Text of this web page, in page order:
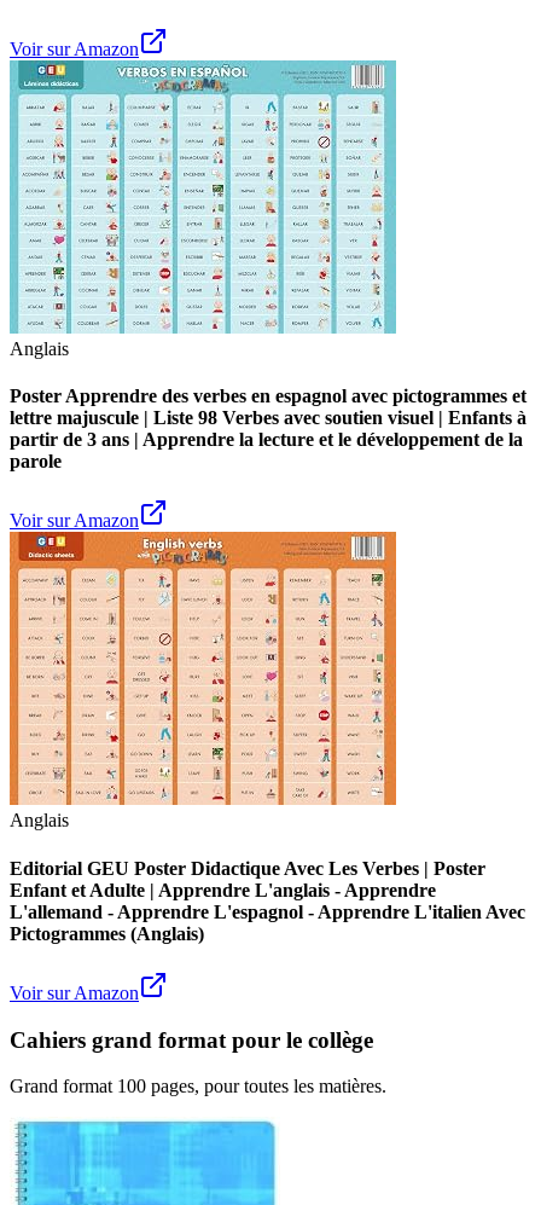
Voir sur Amazon
Anglais
Poster Apprendre des verbes en espagnol avec pictogrammes et
lettre majuscule | Liste 98 Verbes avec soutien visuel | Enfants à
partir de 3 ans | Apprendre la lecture et le développement de la
parole
Voir sur Amazon
Anglais
Editorial GEU Poster Didactique Avec Les Verbes | Poster
Enfant et Adulte | Apprendre L'anglais - Apprendre
L'allemand - Apprendre L'espagnol - Apprendre L'italien Avec
Pictogrammes (Anglais)
Voir sur Amazon
Cahiers grand format pour le collège
Grand format 100 pages, pour toutes les matières.